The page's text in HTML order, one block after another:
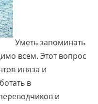
Уметь запоминать
всем. Этот вопрос
иняза и
в
и